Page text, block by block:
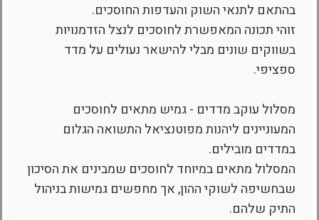
בהתאם לתנאי השוק והעדפות החוסכים.
זוהי תכונה המאפשרת לחוסכים לנצל הזדמנויות
בשווקים שונים מבלי להישאר נעולים על מדד
ספציפי.
מסלול עוקב מדדים - גמיש מתאים לחוסכים
המעוניינים ליהנות מפוטנציאל התשואה הגלום
במדדים מובילים.
המסלול מתאים במיוחד לחוסכים שמבינים את הסיכון
שבחשיפה לשוקי ההון, אך מחפשים גמישות בניהול
התיק שלהם.